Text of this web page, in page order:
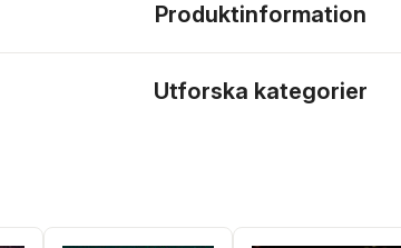
Produktinformation
Utforska kategorier